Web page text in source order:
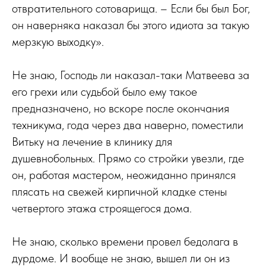
отвратительного сотоварища. – Если бы был Бог,
он наверняка наказал бы этого идиота за такую
мерзкую выходку».
Не знаю, Господь ли наказал-таки Матвеева за
его грехи или судьбой было ему такое
предназначено, но вскоре после окончания
техникума, года через два наверно, поместили
Витьку на лечение в клинику для
душевнобольных. Прямо со стройки увезли, где
он, работая мастером, неожиданно принялся
плясать на свежей кирпичной кладке стены
четвертого этажа строящегося дома.
Не знаю, сколько времени провел бедолага в
дурдоме. И вообще не знаю, вышел ли он из